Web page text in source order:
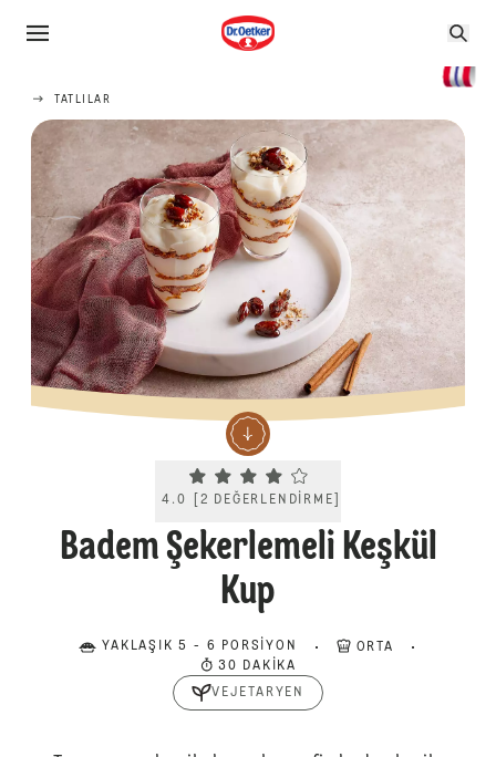
TATLILAR
Current rating 4.0. Click to rate.
4.0 2 DEĞERLENDIRME
Badem Şekerlemeli Keşkül
Kup
YAKLAŞIK 5 - 6 PORSIYON
ORTA
30 DAKIKA
VEJETARYEN